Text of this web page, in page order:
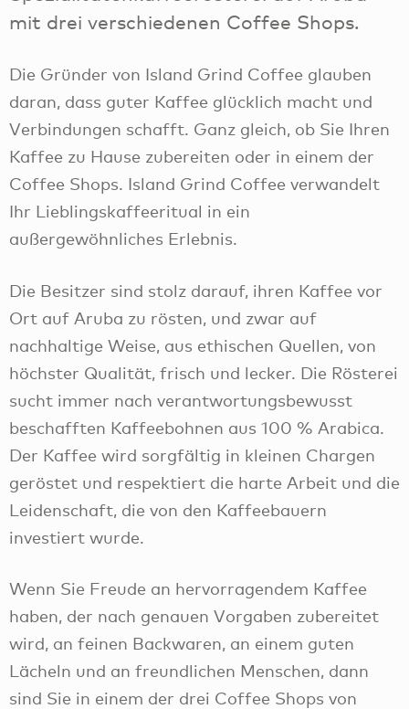
mit drei verschiedenen Coffee Shops.
Die Gründer von Island Grind Coffee glauben
daran, dass guter Kaffee glücklich macht und
Verbindungen schafft. Ganz gleich, ob Sie Ihren
Kaffee zu Hause zubereiten oder in einem der
Coffee Shops. Island Grind Coffee verwandelt
Ihr Lieblingskaffeeritual in ein
außergewöhnliches Erlebnis.
Die Besitzer sind stolz darauf, ihren Kaffee vor
Ort auf Aruba zu rösten, und zwar auf
nachhaltige Weise, aus ethischen Quellen, von
höchster Qualität, frisch und lecker. Die Rösterei
sucht immer nach verantwortungsbewusst
beschafften Kaffeebohnen aus 100 % Arabica.
Der Kaffee wird sorgfältig in kleinen Chargen
geröstet und respektiert die harte Arbeit und die
Leidenschaft, die von den Kaffeebauern
investiert wurde.
Wenn Sie Freude an hervorragendem Kaffee
haben, der nach genauen Vorgaben zubereitet
wird, an feinen Backwaren, an einem guten
Lächeln und an freundlichen Menschen, dann
sind Sie in einem der drei Coffee Shops von